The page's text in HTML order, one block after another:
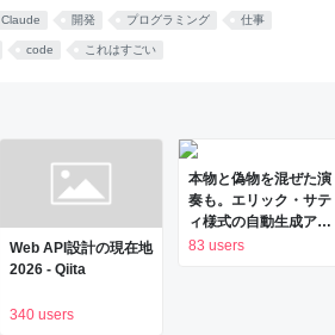
Claude 開発 プログラミング 仕事
code これはすごい
Web API設計の現在地
2026 - Qiita
340 users
本物と偽物を混ぜた演
奏も。エリック・サテ
ィ様式の自動生成アプ
リ「無限サティ機関」
83 users